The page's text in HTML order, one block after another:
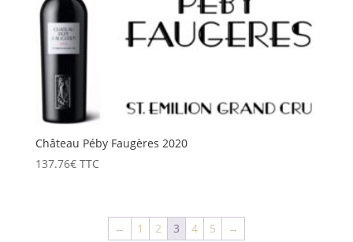
Château Péby Faugères 2020
137.76€ TTC
← 1 2 3 4 5 →